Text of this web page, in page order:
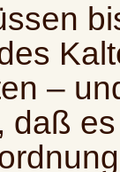
–
daß